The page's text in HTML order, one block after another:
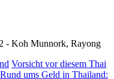
- Koh Munnork, Rayong
Vorsicht vor diesem Thai
Rund ums Geld in Thailand: